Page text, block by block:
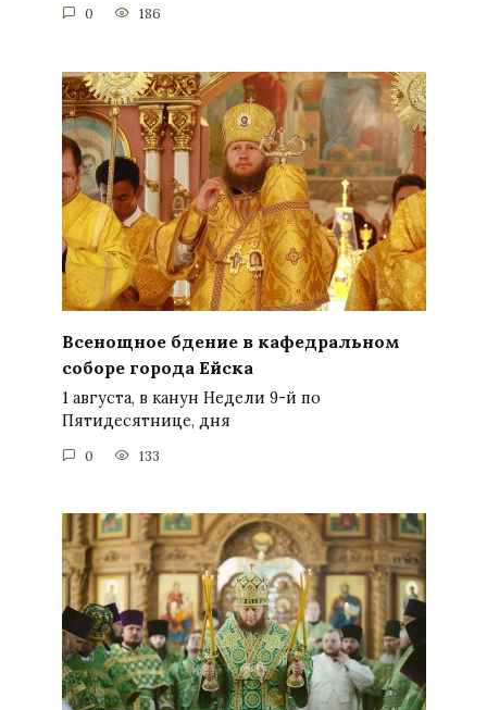
0 186
Всенощное бдение в кафедральном
соборе города Ейска
1 августа, в канун Недели 9-й по
Пятидесятнице, дня
0 133